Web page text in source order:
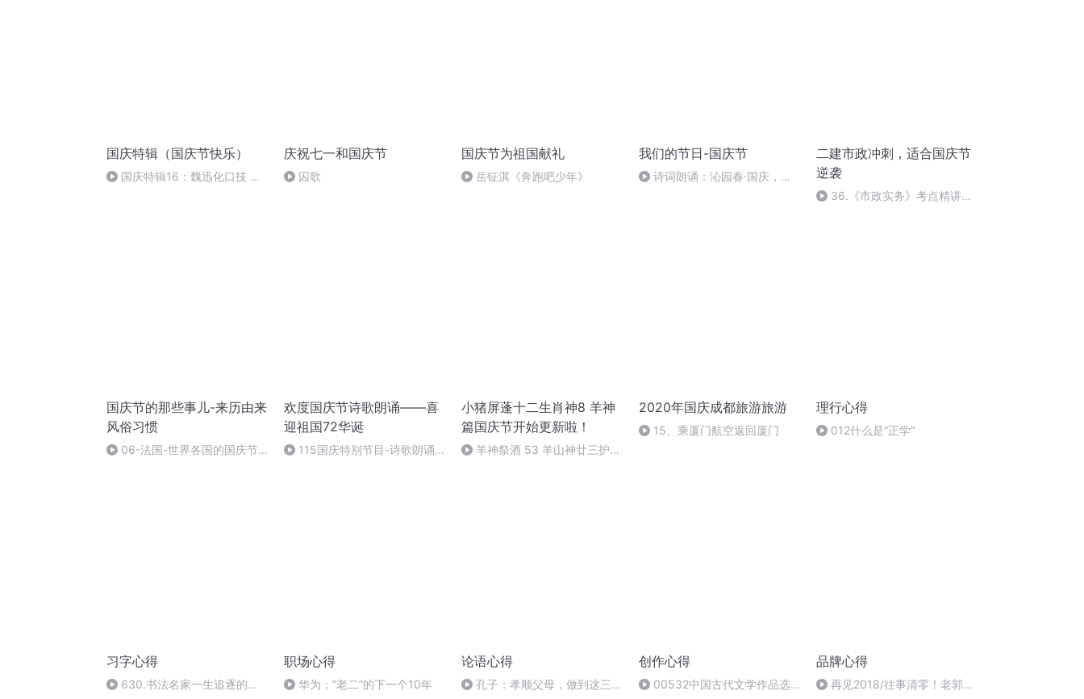
国庆特辑（国庆节快乐）
国庆特辑16：魏迅化口技 二
庆祝七一和国庆节
囚歌
国庆节为祖国献礼
岳钲淇《奔跑吧少年》
我们的节日-国庆节
诗词朗诵：沁园春·国庆，朗
二建市政冲刺，适合国庆节
逆袭
36.《市政实务》考点精讲第
国庆节的那些事儿-来历由来
风俗习惯
06-法国-世界各国的国庆节-
欢度国庆节诗歌朗诵——喜
迎祖国72华诞
115国庆特别节目-诗歌朗诵-
小猪屏蓬十二生肖神8 羊神
篇国庆节开始更新啦！
羊神祭酒 53 羊山神廿三护祭
2020年国庆成都旅游旅游
15、乘厦门航空返回厦门
理行心得
012什么是“正学”
习字心得
630.书法名家一生追逐的境
职场心得
华为：“老二”的下一个10年
论语心得
孔子：孝顺父母，做到这三条
创作心得
00532中国古代文学作品选
品牌心得
再见2018/往事清零！老郭祝